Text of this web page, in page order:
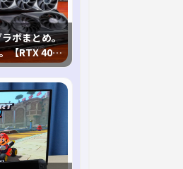
ボまとめ。
【RTX 40,